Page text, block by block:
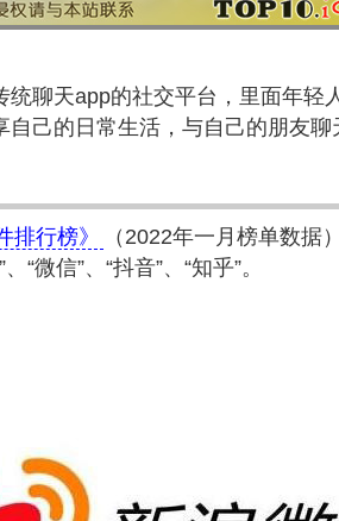
聊天app的社交平台，里面年轻
自己的日常生活，与自己的朋友
排行榜》 （2022年一月榜单数据
“微信”、“抖音”、“知乎”。